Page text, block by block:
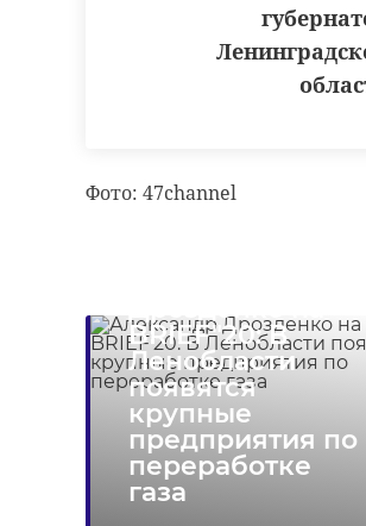
Фото: 47channel
Дрозденко на
BRIEF"20: В
Ленобласти
появятся
крупные
предприятия по
переработке
газа